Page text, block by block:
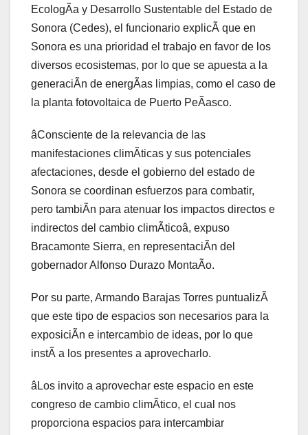
EcologÃa y Desarrollo Sustentable del Estado de
Sonora (Cedes), el funcionario explicÃ que en
Sonora es una prioridad el trabajo en favor de los
diversos ecosistemas, por lo que se apuesta a la
generaciÃn de energÃas limpias, como el caso de
la planta fotovoltaica de Puerto PeÃasco.
âConsciente de la relevancia de las
manifestaciones climÃticas y sus potenciales
afectaciones, desde el gobierno del estado de
Sonora se coordinan esfuerzos para combatir,
pero tambiÃn para atenuar los impactos directos e
indirectos del cambio climÃticoâ, expuso
Bracamonte Sierra, en representaciÃn del
gobernador Alfonso Durazo MontaÃo.
Por su parte, Armando Barajas Torres puntualizÃ
que este tipo de espacios son necesarios para la
exposiciÃn e intercambio de ideas, por lo que
instÃ a los presentes a aprovecharlo.
âLos invito a aprovechar este espacio en este
congreso de cambio climÃtico, el cual nos
proporciona espacios para intercambiar